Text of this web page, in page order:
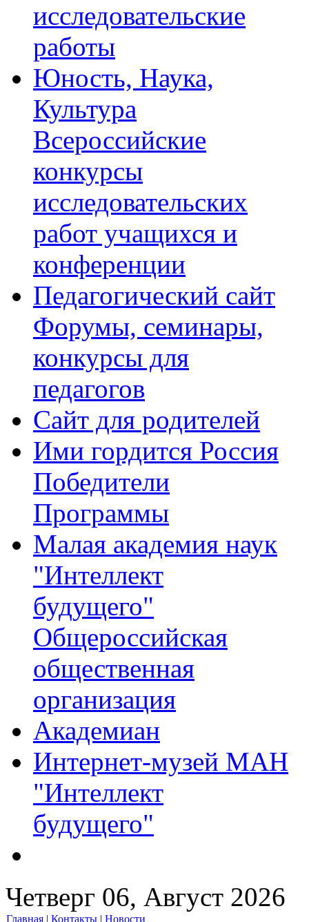
исследовательские
работы
Юность, Наука,
Культура
Всероссийские
конкурсы
исследовательских
работ учащихся и
конференции
Педагогический сайт
Форумы, семинары,
конкурсы для
педагогов
Сайт для родителей
Ими гордится Россия
Победители
Программы
Малая академия наук
"Интеллект
будущего"
Общероссийская
общественная
организация
Академиан
Интернет-музей МАН
"Интеллект
будущего"
Четверг 06, Август 2026
Главная | Контакты | Новости